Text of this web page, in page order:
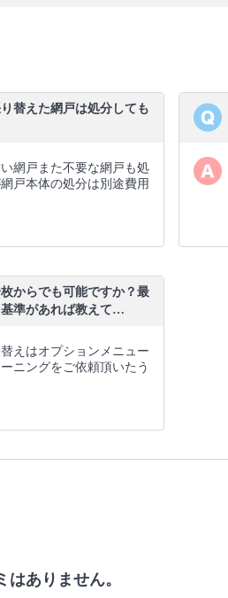
替えた網戸は処分しても
網戸また不要な網戸も処
戸本体の処分は別途費用
からでも可能ですか？最
準があれば教えて…
えはオプションメニュー
ニングをご依頼頂いたう
ありません。